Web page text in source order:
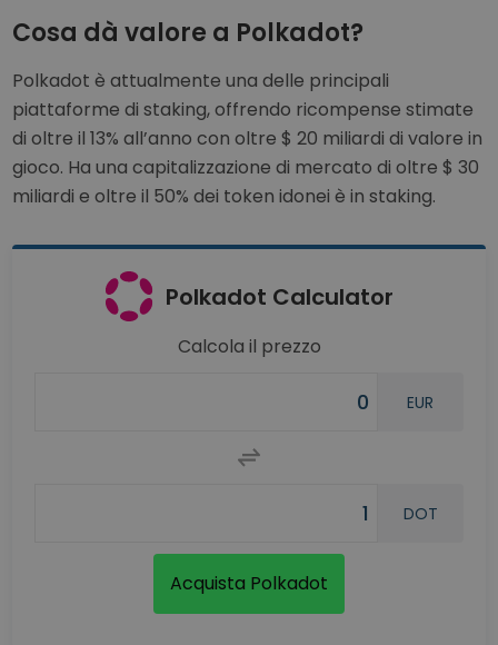
Cosa dà valore a Polkadot?
Polkadot è attualmente una delle principali
piattaforme di staking, offrendo ricompense stimate
di oltre il 13% all’anno con oltre $ 20 miliardi di valore in
gioco. Ha una capitalizzazione di mercato di oltre $ 30
miliardi e oltre il 50% dei token idonei è in staking.
Polkadot Calculator
Calcola il prezzo
EUR
DOT
Acquista Polkadot